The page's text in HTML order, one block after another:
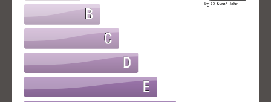
kg CO2/m².Jahr